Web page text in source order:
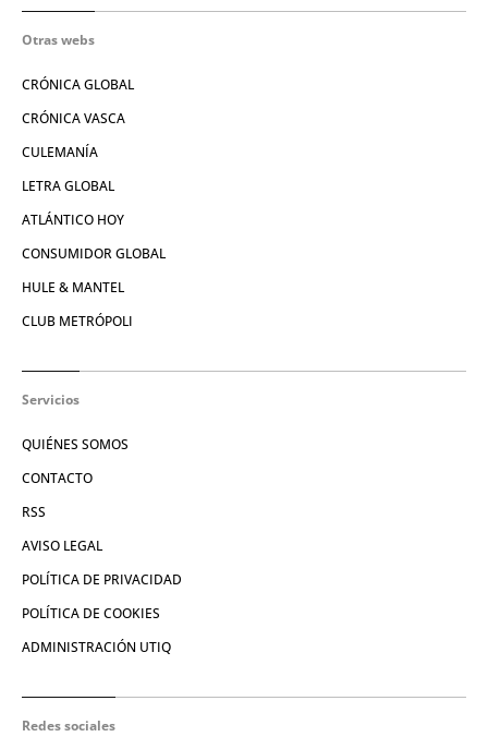
Otras webs
CRÓNICA GLOBAL
CRÓNICA VASCA
CULEMANÍA
LETRA GLOBAL
ATLÁNTICO HOY
CONSUMIDOR GLOBAL
HULE & MANTEL
CLUB METRÓPOLI
Servicios
QUIÉNES SOMOS
CONTACTO
RSS
AVISO LEGAL
POLÍTICA DE PRIVACIDAD
POLÍTICA DE COOKIES
ADMINISTRACIÓN UTIQ
Redes sociales